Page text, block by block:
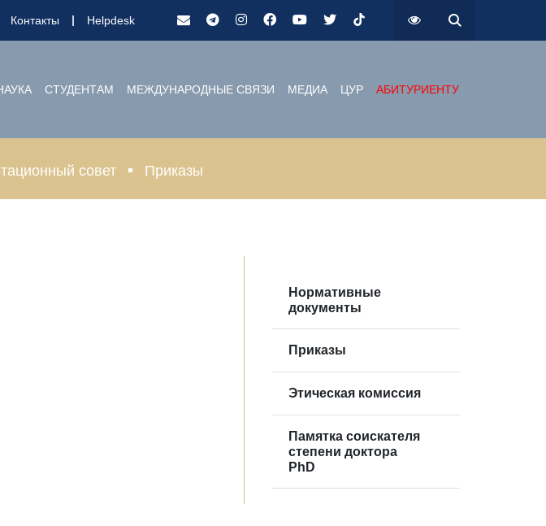
Контакты Helpdesk
СТУДЕНТАМ МЕЖДУНАРОДНЫЕ СВЯЗИ МЕДИА ЦУР АБИТУРИЕНТУ
совет Приказы
Нормативные
документы
Приказы
Этическая комиссия
Памятка соискателя
степени доктора
PhD